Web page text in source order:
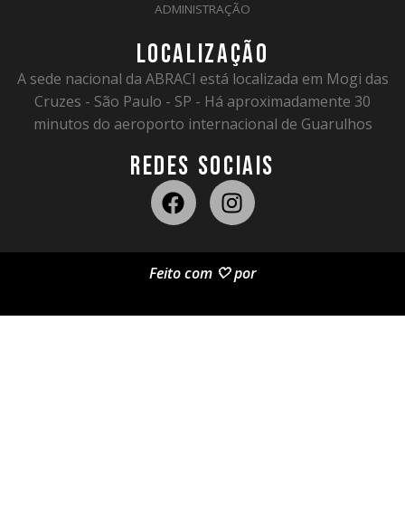
ADMINISTRAÇÃO
LOCALIZAÇÃO
A sede nacional da ABRACI está localizada em Mogi das
Cruzes - São Paulo - SP - Há aproximadamente 30
minutos do aeroporto internacional de Guarulhos
REDES SOCIAIS
Feito com 🤍 por